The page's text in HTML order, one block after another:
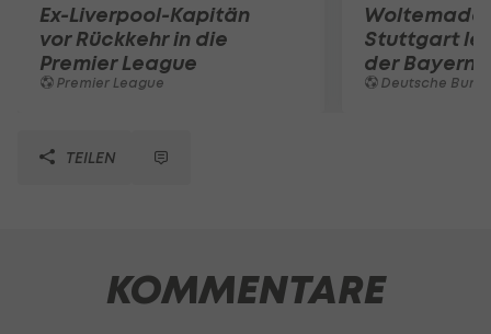
Ex-Liverpool-Kapitän
vor Rückkehr in die
Premier League
Premier League
Stuttgart
der Bayern
Deutsche
TEILEN
KOMMENTARE